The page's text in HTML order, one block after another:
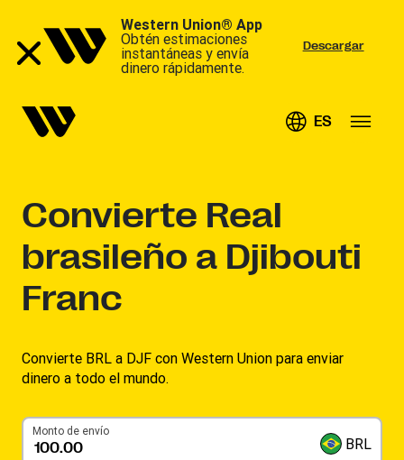
Western Union® App
Obtén estimaciones
instantáneas y envía
dinero rápidamente.
Descargar
ES
Convierte Real
brasileño a Djibouti
Franc
Convierte BRL a DJF con Western Union para enviar
dinero a todo el mundo.
Monto de envío
BRL